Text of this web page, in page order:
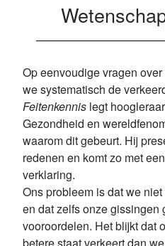
Op eenvoudige vragen
we systematisch de
Feitenkennis legt
Gezondheid en
waarom dit gebeurt. Hij
redenen en komt zo met
verklaring.
Ons probleem is dat we
en dat zelfs onze gissingen
vooroordelen. Het blijkt dat